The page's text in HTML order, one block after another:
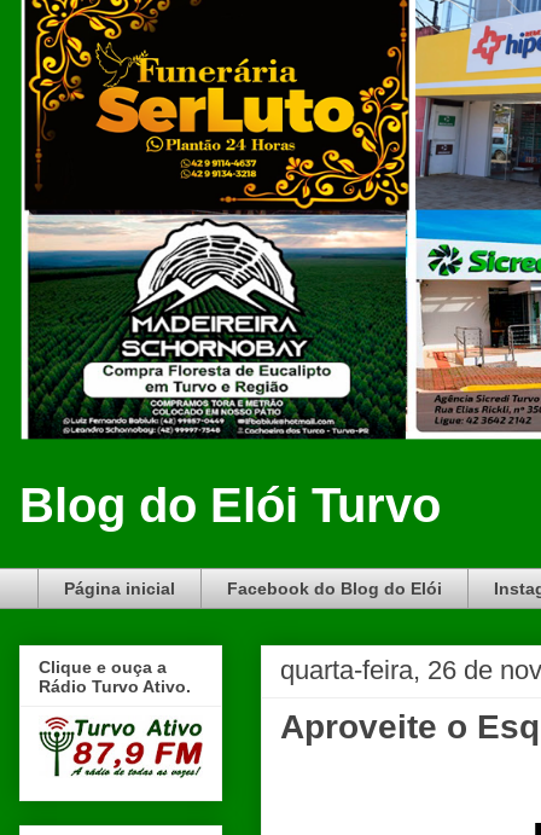
Blog do Elói Turvo
Página inicial Facebook do Blog do Elói
quarta-feira, 26 de
Aproveite o
Clique e ouça a
Rádio Turvo Ativo.